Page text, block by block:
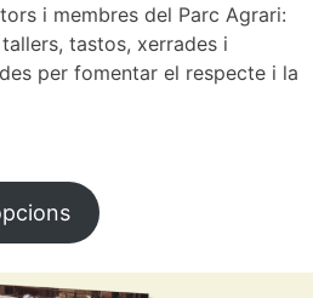
i membres del Parc Agrari:
tastos, xerrades i
per fomentar el respecte i la